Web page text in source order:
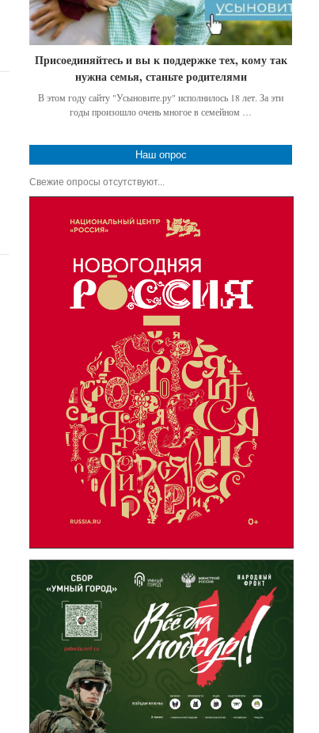
Присоединяйтесь и вы к поддержке тех, кому так
нужна семья, станьте родителями
В этом году сайту "Усыновите.ру" исполнилось 18 лет. За эти
годы произошло очень многое в семейном …
Наш опрос
Свежие опросы отсутствуют...